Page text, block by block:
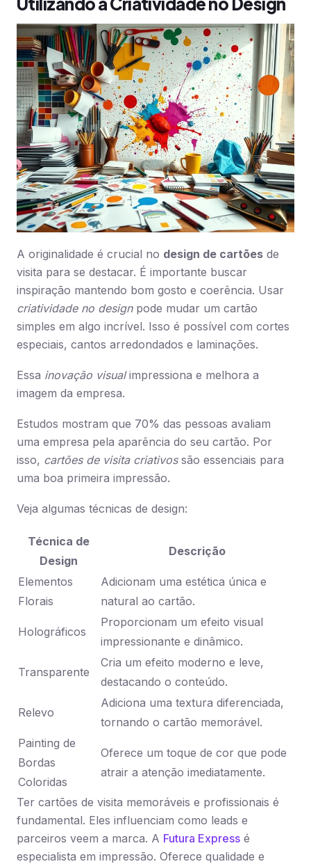
A originalidade é crucial no design de cartões de
visita para se destacar. É importante buscar
inspiração mantendo bom gosto e coerência. Usar
criatividade no designpode mudar um cartão
simples em algo incrível. Isso é possível com cortes
especiais, cantos arredondados e laminações.
Essa inovação visualimpressiona e melhora a
imagem da empresa.
Estudos mostram que 70% das pessoas avaliam
uma empresa pela aparência do seu cartão. Por
isso, cartões de visita criativossão essenciais para
uma boa primeira impressão.
Veja algumas técnicas de design:
Técnica de
Design
Descrição
Elementos
Florais
Adicionam uma estética única e
natural ao cartão.
Holográficos
Proporcionam um efeito visual
impressionante e dinâmico.
Transparente
Cria um efeito moderno e leve,
destacando o conteúdo.
Relevo
Adiciona uma textura diferenciada,
tornando o cartão memorável.
Painting de
Bordas
Coloridas
Oferece um toque de cor que pode
atrair a atenção imediatamente.
Ter cartões de visita memoráveis e profissionais é
fundamental. Eles influenciam como leads e
parceiros veem a marca. A Futura Express é
especialista em impressão. Oferece qualidade e